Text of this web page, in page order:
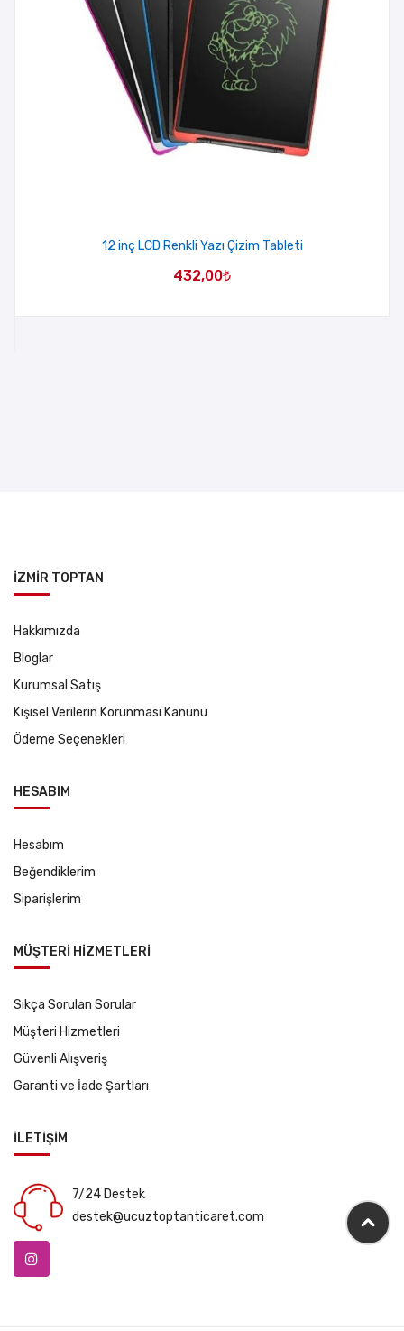
12 inç LCD Renkli Yazı Çizim Tableti
432,00₺
İZMİR TOPTAN
Hakkımızda
Bloglar
Kurumsal Satış
Kişisel Verilerin Korunması Kanunu
Ödeme Seçenekleri
HESABIM
Hesabım
Beğendiklerim
Siparişlerim
MÜŞTERİ HİZMETLERİ
Sıkça Sorulan Sorular
Müşteri Hizmetleri
Güvenli Alışveriş
Garanti ve İade Şartları
İLETİŞİM
7/24 Destek
destek@ucuztoptanticaret.com